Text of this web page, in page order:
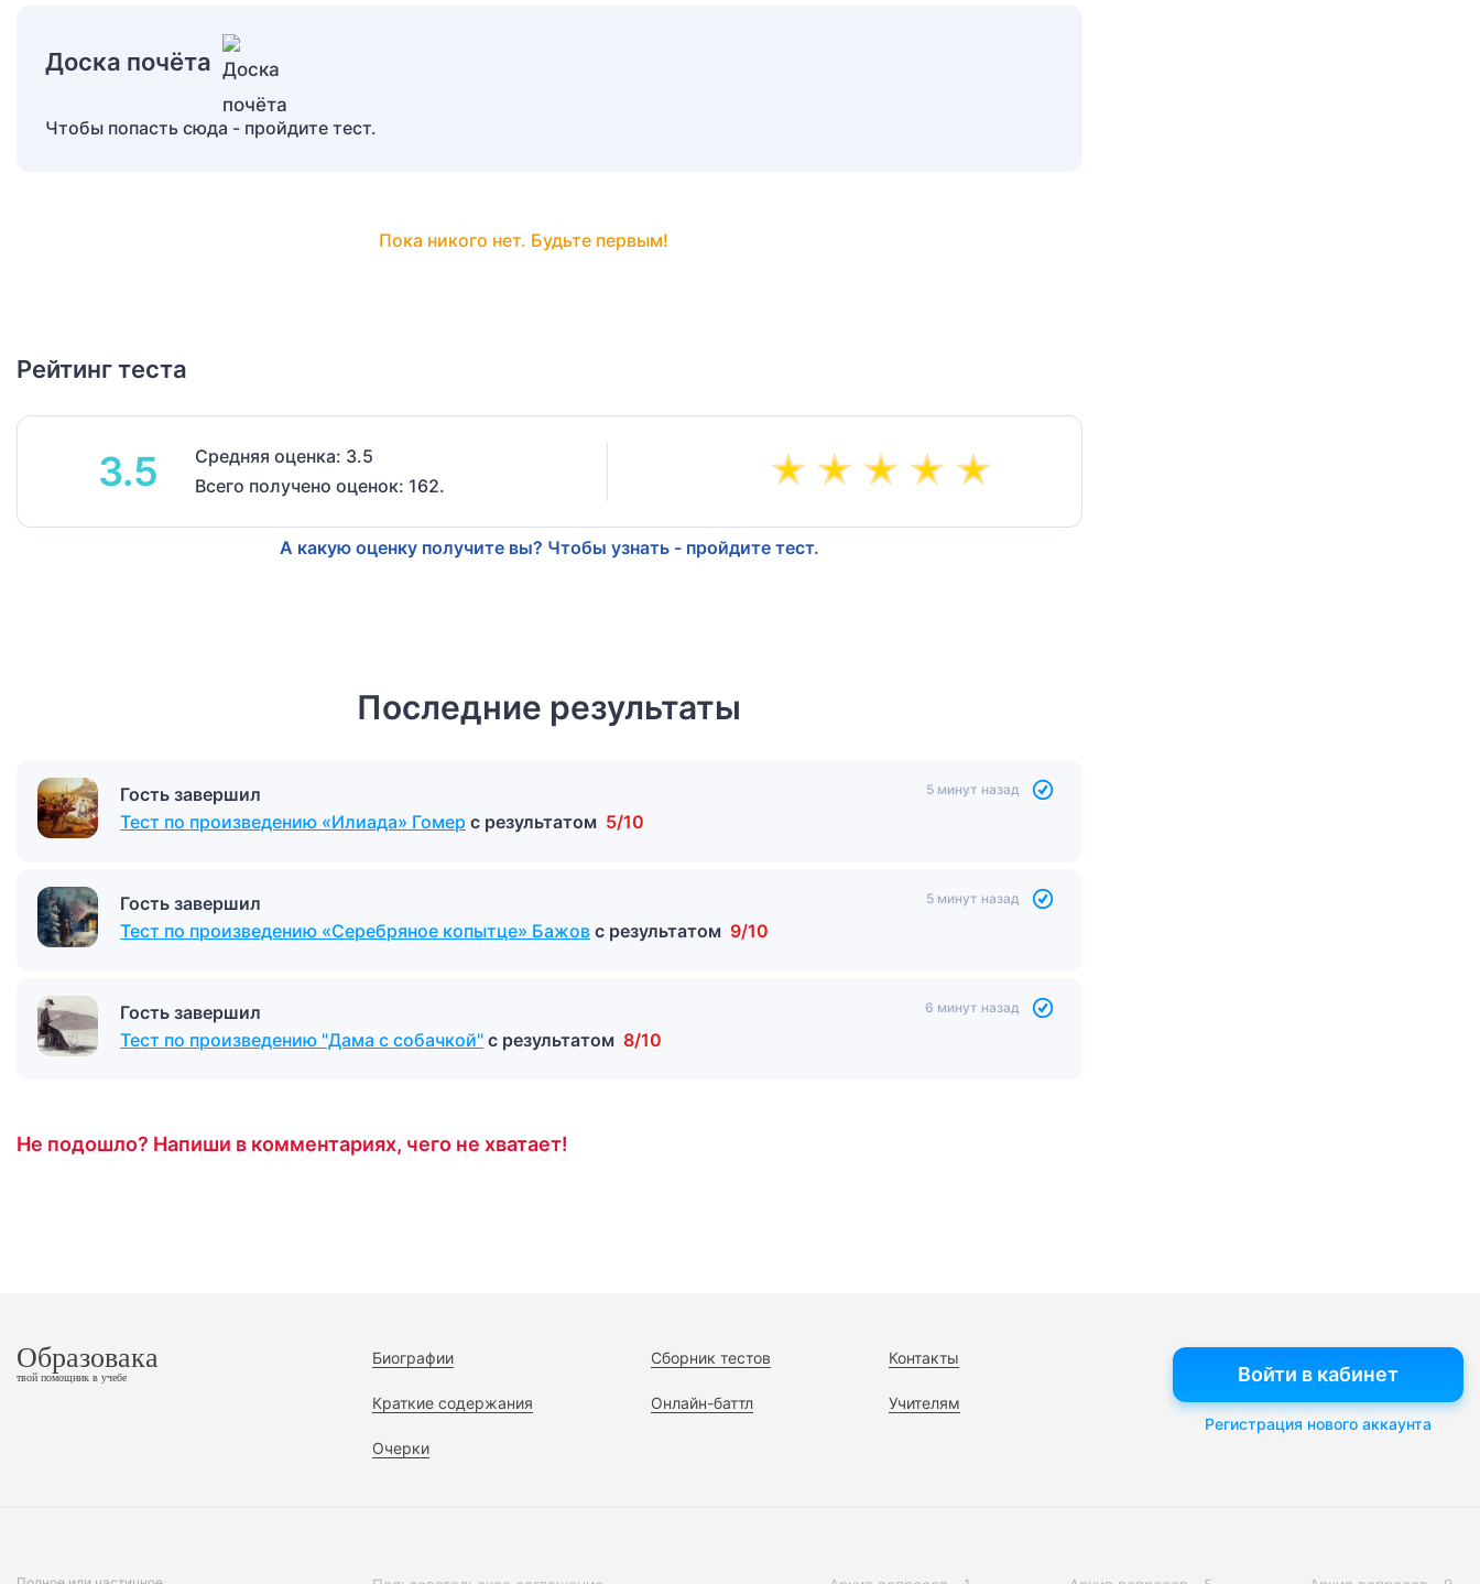
Доска почёта
Чтобы попасть сюда - пройдите тест.
Пока никого нет. Будьте первым!
Рейтинг теста
3.5
Средняя оценка: 3.5
Всего получено оценок: 162.
А какую оценку получите вы? Чтобы узнать - пройдите тест.
Последние результаты
Гость завершил
Тест по произведению «Илиада» Гомер с результатом 5/10
5 минут назад
Гость завершил
Тест по произведению «Серебряное копытце» Бажов с результатом 9/10
5 минут назад
Гость завершил
Тест по произведению "Дама с собачкой" с результатом 8/10
6 минут назад
Не подошло? Напиши в комментариях, чего не хватает!
Образовака
твой помощник в учебе
Биографии
Краткие содержания
Очерки
Сборник тестов
Онлайн-баттл
Контакты
Учителям
Войти в кабинет
Регистрация нового аккаунта